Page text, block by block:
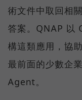
術文件中取回相
答案。QNAP 以
構這類應用，協
最前面的少數企
Agent。